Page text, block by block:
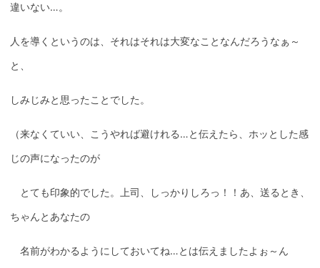
違いない…。
人を導くというのは、それはそれは大変なことなんだろうなぁ～
と、
しみじみと思ったことでした。
（来なくていい、こうやれば避けれる…と伝えたら、ホッとした感
じの声になったのが
とても印象的でした。上司、しっかりしろっ！！あ、送るとき、
ちゃんとあなたの
名前がわかるようにしておいてね…とは伝えましたよぉ～ん